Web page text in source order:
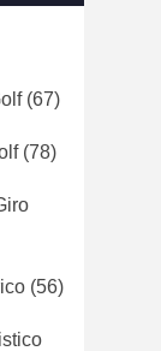
(67)
(78)
(56)